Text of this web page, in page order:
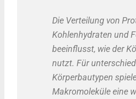
Die Verteilung von
Kohlenhydraten und
beeinflusst, wie der
nutzt. Für
Körperbautypen
Makromoleküle eine